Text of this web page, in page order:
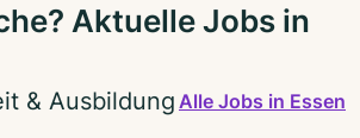
Aktuelle Jobs in
& Ausbildung Alle Jobs in Essen